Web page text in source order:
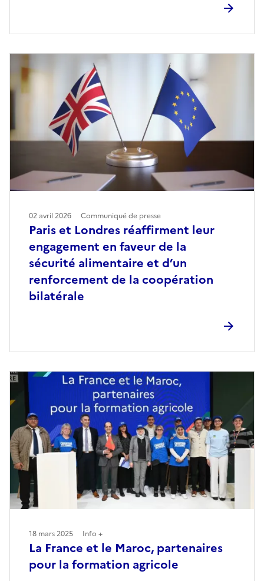
Paris et Londres réaffirment leur
engagement en faveur de la
sécurité alimentaire et d’un
renforcement de la coopération
bilatérale
02 avril 2026 Communiqué de presse
La France et le Maroc, partenaires
pour la formation agricole
18 mars 2025 Info +